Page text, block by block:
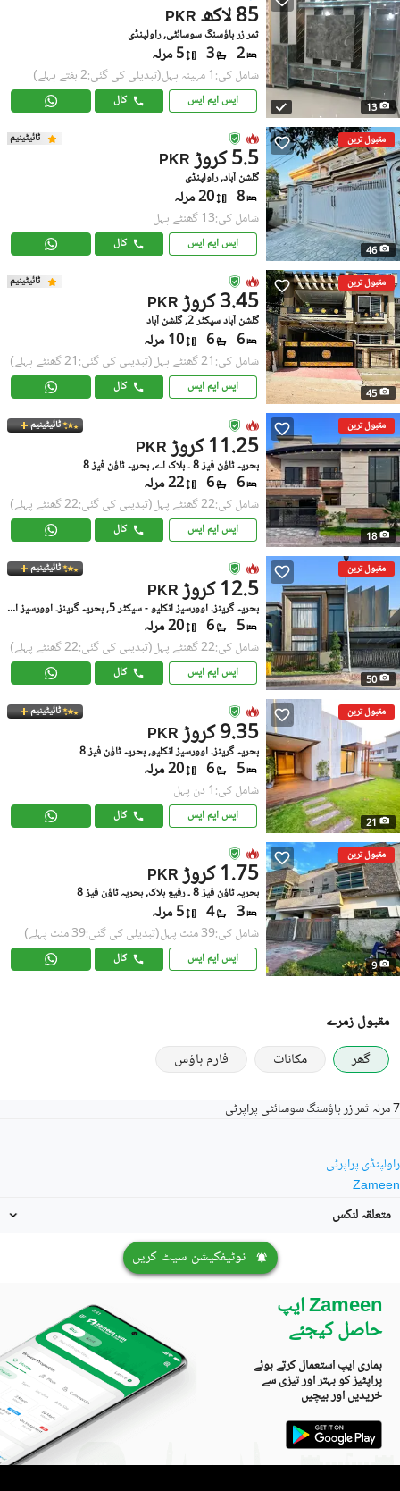
13
PKR 85 لاکھ
ثمر زر ہاؤسنگ سوسائٹی, راولپنڈی
2
3 5 مرلہ
شامل کی:1 مہینہ پہل (تبدیلی کی گئی:2 ہفتے پہلے)
ایس ایم ایس کال
مقبول ترین
46
ٹائیٹینیم
PKR 5.5 کروڑ
گلشن آباد, راولپنڈی
8 20 مرلہ
شامل کی:13 گھنٹے پہل
ایس ایم ایس کال
مقبول ترین
45
ٹائیٹینیم
PKR 3.45 کروڑ
گلشن آباد سیکٹر 2, گلشن آباد
6
6 10 مرلہ
شامل کی:21 گھنٹے پہل (تبدیلی کی گئی:21 گھنٹے پہلے)
ایس ایم ایس کال
مقبول ترین
18
ٹائیٹینیم
PKR 11.25 کروڑ
بحریہ ٹاؤن فیز 8 ۔ بلاک اے, بحریہ ٹاؤن فیز 8
6
6 22 مرلہ
شامل کی:22 گھنٹے پہل (تبدیلی کی گئی:22 گھنٹے پہلے)
ایس ایم ایس کال
مقبول ترین
50
ٹائیٹینیم
PKR 12.5 کروڑ
بحریہ گرینز۔ اوورسیز انکلیو - سیکٹر 5, بحریہ گرینز۔ اوورسیز انکلیو
5
6 20 مرلہ
شامل کی:22 گھنٹے پہل (تبدیلی کی گئی:22 گھنٹے پہلے)
ایس ایم ایس کال
مقبول ترین
21
ٹائیٹینیم
PKR 9.35 کروڑ
بحریہ گرینز۔ اوورسیز انکلیو, بحریہ ٹاؤن فیز 8
5
6 20 مرلہ
شامل کی:1 دن پہل
ایس ایم ایس کال
مقبول ترین
9
PKR 1.75 کروڑ
بحریہ ٹاؤن فیز 8 ۔ رفیع بلاک, بحریہ ٹاؤن فیز 8
3
4 5 مرلہ
شامل کی:39 منٹ پہل (تبدیلی کی گئی:39 منٹ پہلے)
ایس ایم ایس کال
مقبول زمرے
گھر
مکانات فارم ہاؤس
Zameen
راولپنڈی پراپرٹی
7 مرلہ ثمر زر ہاؤسنگ سوسائٹی پراپرٹی
متعلقہ لنکس
نوٹیفکیشن سیٹ کریں
Zameen ایپ
حاصل کیجئے
ہماری ایپ استعمال کرتے ہوئے
پراپٹیز کو بہتر اور تیزی سے
خریدیں اور بیچیں